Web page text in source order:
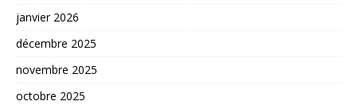
janvier 2026
décembre 2025
novembre 2025
octobre 2025